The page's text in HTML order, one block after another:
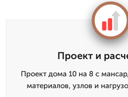
Проект и
Проект дома 10 на 8 с
материалов, узлов и